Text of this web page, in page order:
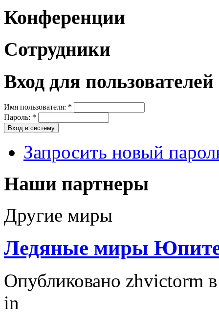
Конференции
Сотрудники
Вход для пользователей
Имя пользователя: *
Пароль: *
Запросить новый
Наши партнеры
Другие миры
Ледяные миры
Опубликовано zhvictorm
in